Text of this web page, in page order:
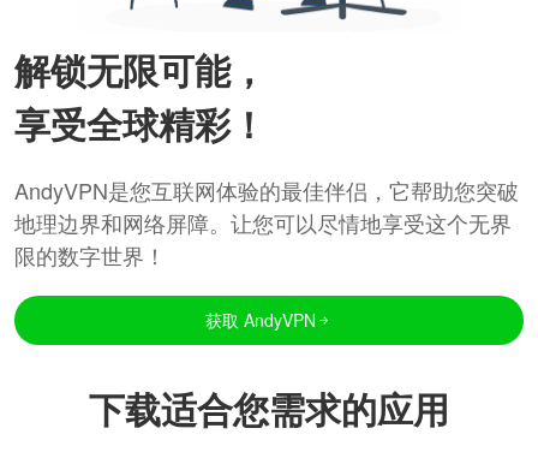
解锁无限可能，
享受全球精彩！
AndyVPN是您互联网体验的最佳伴侣，它帮助您突破
地理边界和网络屏障。让您可以尽情地享受这个无界
限的数字世界！
获取 AndyVPN
下载适合您需求的应用